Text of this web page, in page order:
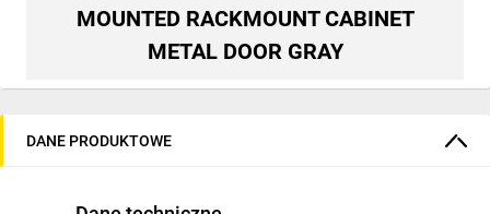
MOUNTED RACKMOUNT CABINET
METAL DOOR GRAY
DANE PRODUKTOWE